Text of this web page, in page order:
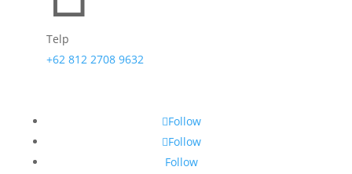
Telp
+62 812 2708 9632
Follow
Follow
Follow